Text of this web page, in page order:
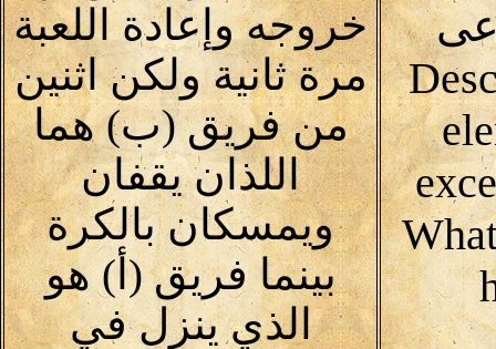
خروجه وإعادة اللعبة
مرة ثانية ولكن اثنين
من فريق (ب) هما
اللذان يقفان
ويمسكان بالكرة
بينما فريق (أ) هو
الذي ينزل في